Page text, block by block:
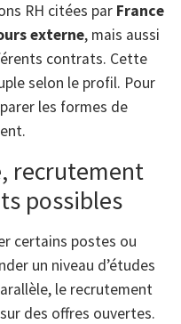
RH citées par France
externe, mais aussi
contrats. Cette
selon le profil. Pour
les formes de
recrutement
possibles
certains postes ou
un niveau d’études
le recrutement
des offres ouvertes.